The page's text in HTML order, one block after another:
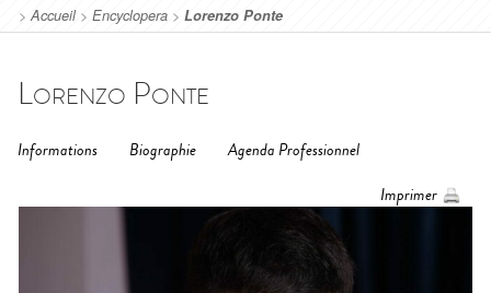
>Accueil> Encyclopera > Lorenzo Ponte
Lorenzo Ponte
Informations Biographie
Agenda Professionnel
Imprimer